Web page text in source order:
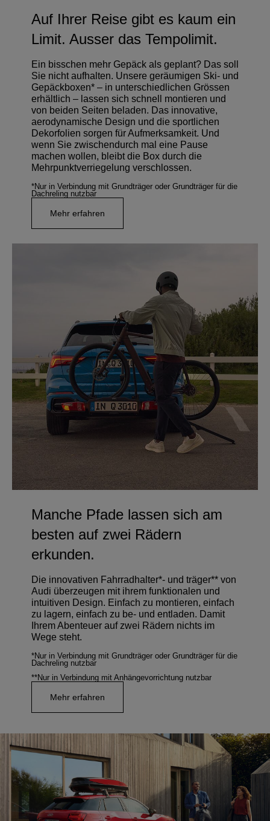
Auf Ihrer Reise gibt es kaum ein
Limit. Ausser das Tempolimit.
Ein bisschen mehr Gepäck als geplant? Das soll
Sie nicht aufhalten. Unsere geräumigen Ski- und
Gepäckboxen* – in unterschiedlichen Grössen
erhältlich – lassen sich schnell montieren und
von beiden Seiten beladen. Das innovative,
aerodynamische Design und die sportlichen
Dekorfolien sorgen für Aufmerksamkeit. Und
wenn Sie zwischendurch mal eine Pause
machen wollen, bleibt die Box durch die
Mehrpunktverriegelung verschlossen.
*Nur in Verbindung mit Grundträger oder Grundträger für die
Dachreling nutzbar
Mehr erfahren
Manche Pfade lassen sich am
besten auf zwei Rädern
erkunden.
Die innovativen Fahrradhalter*- und träger** von
Audi überzeugen mit ihrem funktionalen und
intuitiven Design. Einfach zu montieren, einfach
zu lagern, einfach zu be- und entladen. Damit
Ihrem Abenteuer auf zwei Rädern nichts im
Wege steht.
*Nur in Verbindung mit Grundträger oder Grundträger für die
Dachreling nutzbar
**Nur in Verbindung mit Anhängevorrichtung nutzbar
Mehr erfahren